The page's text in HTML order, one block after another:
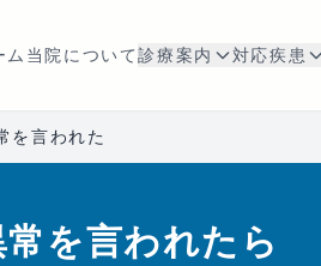
ム 当院について診療案内 対応疾患
を言われた
を言われたら